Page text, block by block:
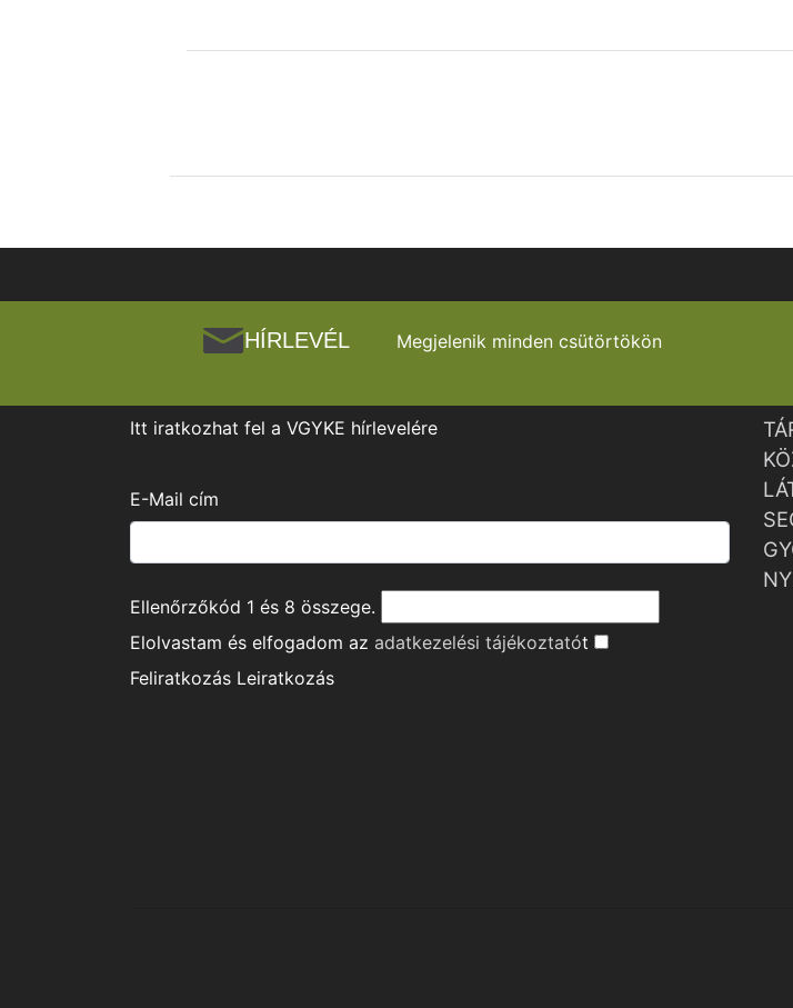
HÍRLEVÉL Megjelenik minden csütörtökön
Itt iratkozhat fel a VGYKE hírlevelére
E-Mail cím
Ellenőrzőkód 1 és 8 összege.
Elolvastam és elfogadom az adatkezelési tájékoztatót
Feliratkozás Leiratkozás